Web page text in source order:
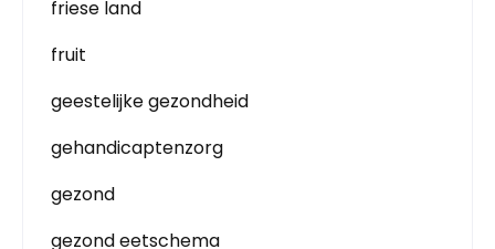
friese land
fruit
geestelijke gezondheid
gehandicaptenzorg
gezond
gezond eetschema